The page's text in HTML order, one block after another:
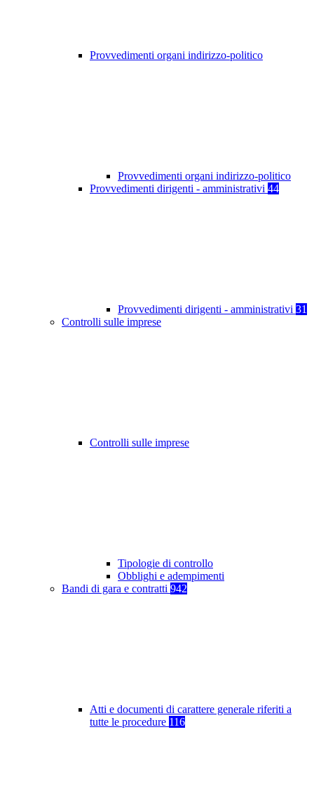
Provvedimenti organi indirizzo-politico
Provvedimenti organi indirizzo-politico
Provvedimenti dirigenti - amministrativi 44
Provvedimenti dirigenti - amministrativi 31
Controlli sulle imprese
Controlli sulle imprese
Tipologie di controllo
Obblighi e adempimenti
Bandi di gara e contratti 942
Atti e documenti di carattere generale riferiti a
tutte le procedure 116